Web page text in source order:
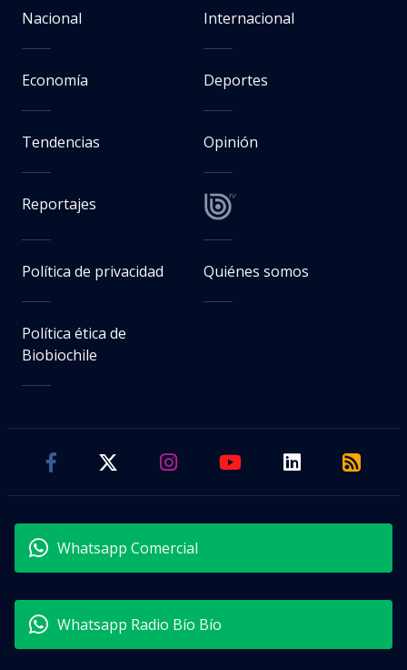
Nacional Internacional
Economía Deportes
Tendencias Opinión
Reportajes
Política de privacidad Quiénes somos
Política ética de
Biobiochile
Whatsapp Comercial
Whatsapp Radio Bío Bío